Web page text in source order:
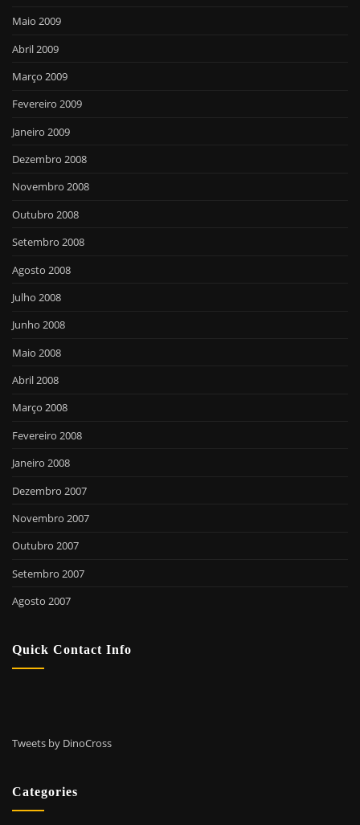
Maio 2009
Abril 2009
Março 2009
Fevereiro 2009
Janeiro 2009
Dezembro 2008
Novembro 2008
Outubro 2008
Setembro 2008
Agosto 2008
Julho 2008
Junho 2008
Maio 2008
Abril 2008
Março 2008
Fevereiro 2008
Janeiro 2008
Dezembro 2007
Novembro 2007
Outubro 2007
Setembro 2007
Agosto 2007
Quick Contact Info
Tweets by DinoCross
Categories